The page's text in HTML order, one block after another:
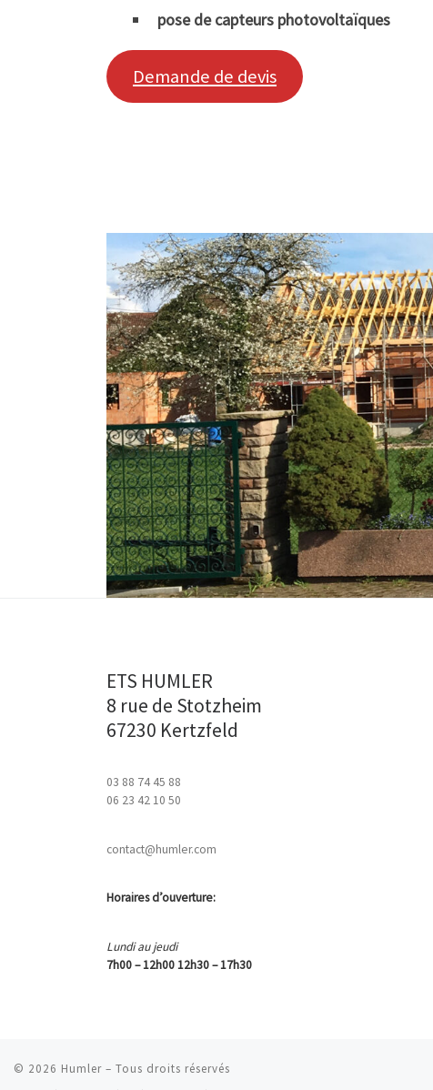
pose de capteurs photovoltaïques
Demande de devis
ETS HUMLER
8 rue de Stotzheim
67230 Kertzfeld
03 88 74 45 88
06 23 42 10 50
contact@humler.com
Horaires d’ouverture:
Lundi au jeudi
7h00 – 12h0012h30 – 17h30
© 2026 Humler – Tous droits réservés